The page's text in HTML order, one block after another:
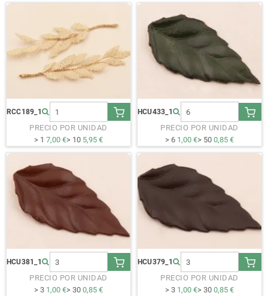
RCC189_1
PRECIO POR UNIDAD
> 1 7,00 €> 10 5,95 €
HCU433_1
PRECIO POR UNIDAD
> 6 1,00 €> 50 0,85 €
HCU381_1
PRECIO POR UNIDAD
> 3 1,00 €> 30 0,85 €
HCU379_1
PRECIO POR UNIDAD
> 3 1,00 €> 30 0,85 €